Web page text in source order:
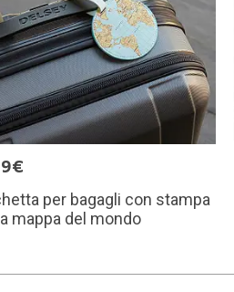
per bagagli con stampa
mappa del mondo